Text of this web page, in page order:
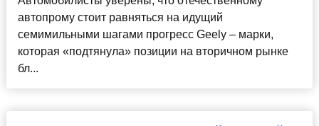
автопрому стоит равняться на идущий
семимильными шагами прогресс Geely – марки,
которая «подтянула» позиции на вторичном рынке
бл...